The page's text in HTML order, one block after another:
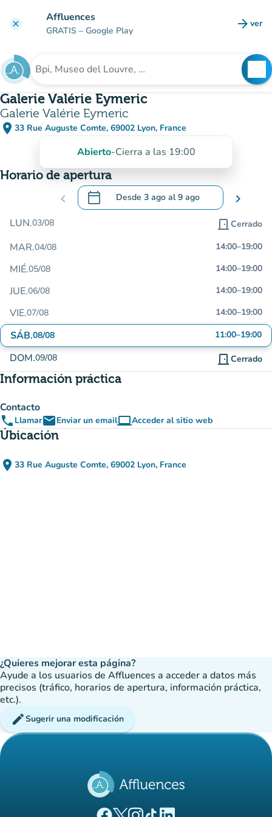
clear Affluences
GRATIS – Google Play arrow_forward ver
Buscar un establecimiento
Galerie Valérie Eymeric
Galerie Valérie Eymeric
place 33 Rue Auguste Comte, 69002 Lyon, France
(abrir en Google Maps)
(nueva pestaña)
Abierto-Cierra a las 19:00
Horario de apertura
chevron_left calendar_today Desde 3 ago al9 ago
.Abra el calendario para cambiar las
chevron_right
LUN.03/08 door_front Cerrado
MAR.04/08 14:00–19:00
MIÉ.05/08 14:00–19:00
JUE.06/08 14:00–19:00
VIE.07/08 14:00–19:00
SÁB.08/08 11:00–19:00
DOM.09/08 door_front Cerrado
Información práctica
Contacto
phone LlamaremailEnviar un emailcomputerAcceder al sitio web
(nueva pestaña)
Úbicación
place 33 Rue Auguste Comte, 69002 Lyon, France
(abrir en Google Maps)
(nueva pestaña)
¿Quieres mejorar esta página?
Ayude a los usuarios de Affluences a acceder a datos más
precisos (tráfico, horarios de apertura, información práctica,
etc.).
editSugerir una modificación
(nueva pestaña)
(nueva pestaña)
(nueva pestaña)
(nueva pestaña)